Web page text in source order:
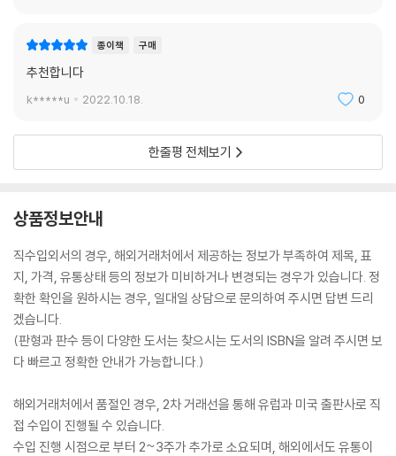
종이책 구매
추천합니다
k*****u 2022.10.18. 0
한줄평 전체보기
상품정보안내
직수입외서의 경우, 해외거래처에서 제공하는 정보가 부족하여 제목, 표
지, 가격, 유통상태 등의 정보가 미비하거나 변경되는 경우가 있습니다. 정
확한 확인을 원하시는 경우, 일대일 상담으로 문의하여 주시면 답변 드리
겠습니다.
(판형과 판수 등이 다양한 도서는 찾으시는 도서의 ISBN을 알려 주시면 보
다 빠르고 정확한 안내가 가능합니다.)
해외거래처에서 품절인 경우, 2차 거래선을 통해 유럽과 미국 출판사로 직
접 수입이 진행될 수 있습니다.
수입 진행 시점으로 부터 2~3주가 추가로 소요되며, 해외에서도 유통이